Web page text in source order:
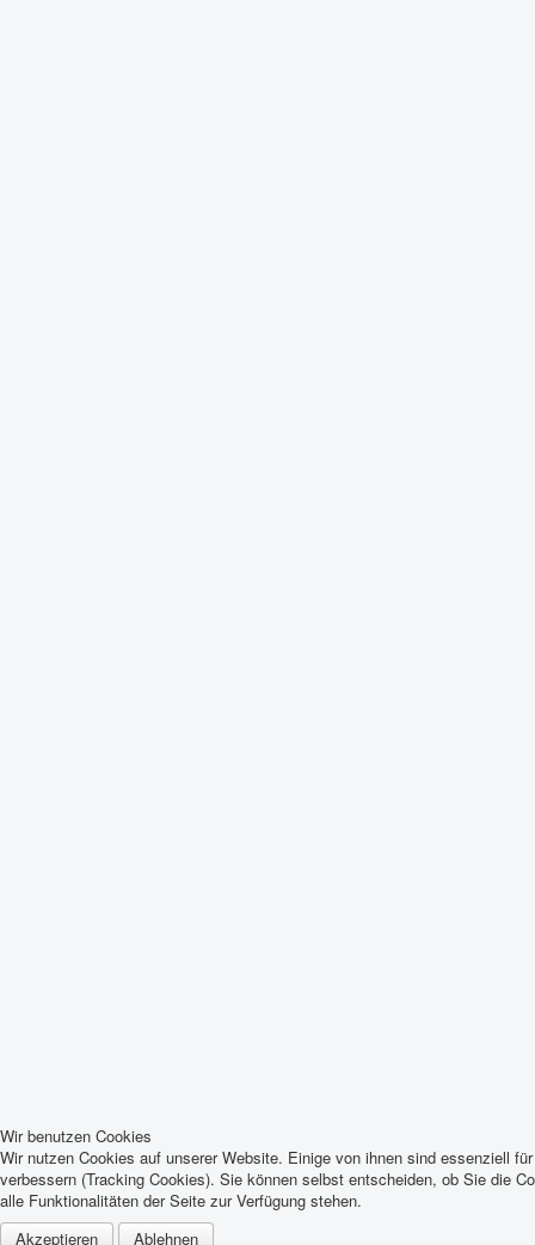
Wir benutzen Cookies
Wir nutzen Cookies auf unserer Website. Einige von ihnen sind essenziell
verbessern (Tracking Cookies). Sie können selbst entscheiden, ob Sie die
alle Funktionalitäten der Seite zur Verfügung stehen.
Akzeptieren
Ablehnen